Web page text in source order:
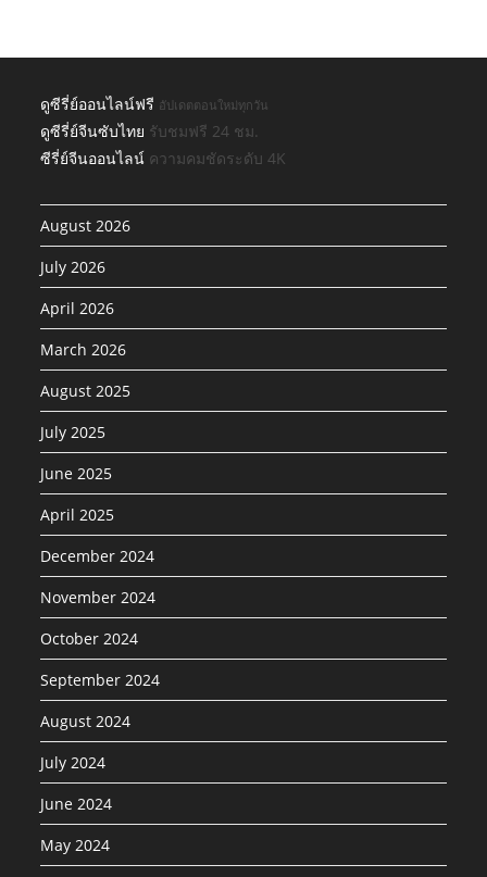
ดูซีรี่ย์ออนไลน์ฟรี อัปเดตตอนใหม่ทุกวัน
ดูซีรี่ย์จีนซับไทย รับชมฟรี 24 ชม.
ซีรี่ย์จีนออนไลน์ ความคมชัดระดับ 4K
August 2026
July 2026
April 2026
March 2026
August 2025
July 2025
June 2025
April 2025
December 2024
November 2024
October 2024
September 2024
August 2024
July 2024
June 2024
May 2024